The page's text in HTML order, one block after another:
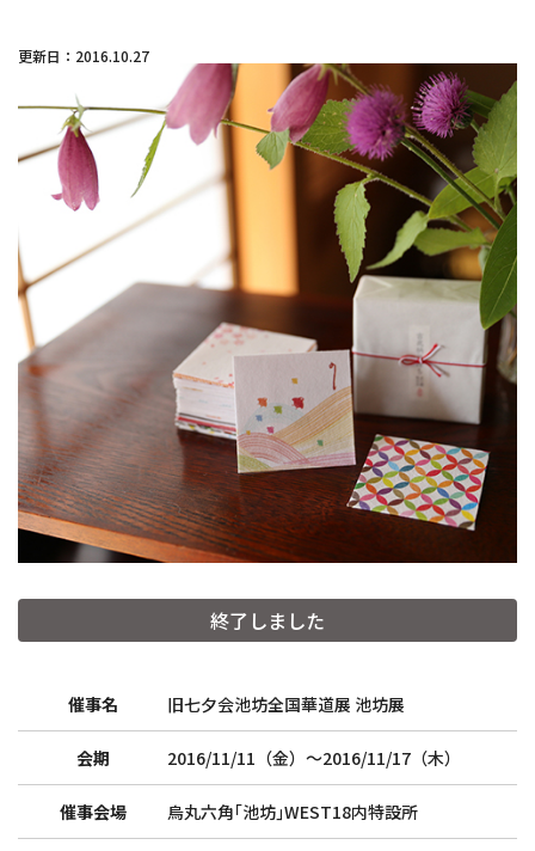
更新日：2016.10.27
終了しました
催事名 旧七夕会池坊全国華道展 池坊展
会期 2016/11/11（金）〜2016/11/17（木）
催事会場 烏丸六角｢池坊｣WEST18内特設所
紙漉き体験ご予約
紙漉き体験ご案内
和綴じ体験ご案内
店舗ご案内
催事ご案内